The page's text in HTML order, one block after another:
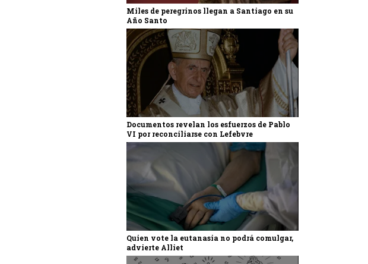
Miles de peregrinos llegan a Santiago en su
Año Santo
Documentos revelan los esfuerzos de Pablo
VI por reconciliarse con Lefebvre
Quien vote la eutanasia no podrá comulgar,
advierte Alliet